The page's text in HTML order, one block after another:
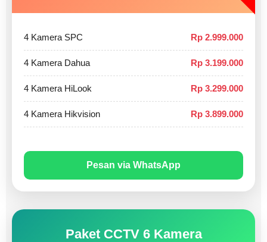
4 Kamera SPC Rp 2.999.000
4 Kamera Dahua Rp 3.199.000
4 Kamera HiLook Rp 3.299.000
4 Kamera Hikvision Rp 3.899.000
Pesan via WhatsApp
Paket CCTV 6 Kamera